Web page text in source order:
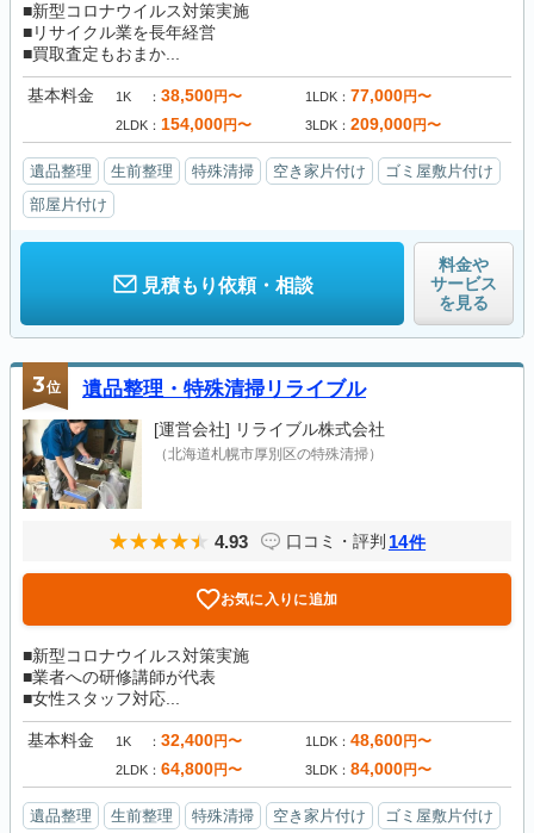
■新型コロナウイルス対策実施
■リサイクル業を長年経営
■買取査定もおまか...
基本料金 1K 38,500円〜 1LDK 77,000円〜
2LDK 154,000円〜 3LDK 209,000円〜
遺品整理 生前整理 特殊清掃 空き家片付け
ゴミ屋敷片付け
部屋片付け
見積もり依頼・相談
料金や
サービス
を見る
3位 遺品整理・特殊清掃リライブル
[運営会社] リライブル株式会社
（北海道札幌市厚別区の特殊清掃）
4.93 口コミ・評判 14件
お気に入りに追加
■新型コロナウイルス対策実施
■業者への研修講師が代表
■女性スタッフ対応...
基本料金 1K 32,400円〜 1LDK 48,600円〜
2LDK 64,800円〜 3LDK 84,000円〜
遺品整理 生前整理 特殊清掃 空き家片付け
ゴミ屋敷片付け